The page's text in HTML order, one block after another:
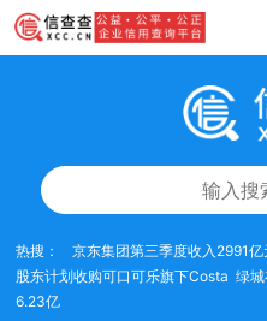
热搜： 京东集团第三季度收入2991
股东计划收购可口可乐旗下Costa 绿
6.23亿